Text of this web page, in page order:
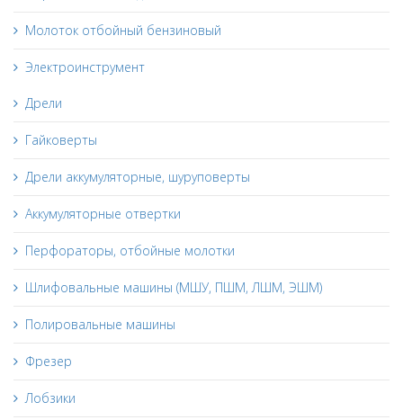
Молоток отбойный бензиновый
Электроинструмент
Дрели
Гайковерты
Дрели аккумуляторные, шуруповерты
Аккумуляторные отвертки
Перфораторы, отбойные молотки
Шлифовальные машины (МШУ, ПШМ, ЛШМ, ЭШМ)
Полировальные машины
Фрезер
Лобзики